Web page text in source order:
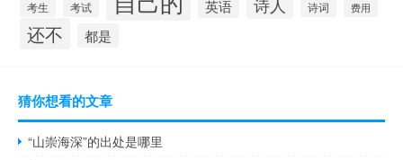
考生 考试 英语 诗词 费用
还不 都是
猜你想看的文章
“山崇海深”的出处是哪里